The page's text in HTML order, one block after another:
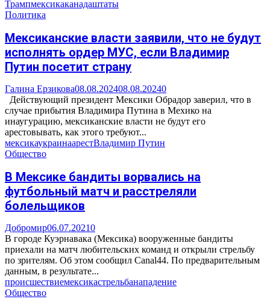
Трампмексикаканадаштаты
Политика
Мексиканские власти заявили, что не будут
исполнять ордер МУС, если Владимир
Путин посетит страну
Галина Ерзикова08.08.202408.08.20240
Действующий президент Мексики Обрадор заверил, что в
случае прибытия Владимира Путина в Мехико на
инаугурацию, мексиканские власти не будут его
арестовывать, как этого требуют...
мексикаукраинаарестВладимир Путин
Общество
В Мексике бандиты ворвались на
футбольный матч и расстреляли
болельщиков
Добромир06.07.20210
В городе Куэрнавака (Мексика) вооруженные бандиты
приехали на матч любительских команд и открыли стрельбу
по зрителям. Об этом сообщил Canal44. По предварительным
данным, в результате...
происшествиемексикастрельбанападение
Общество